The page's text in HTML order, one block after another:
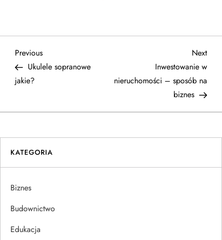
N
a
g
a
c
j
Previous
Post
Previous
Ukulele sopranowe
jakie?
Next
Post
Next
Inwestowanie w
nieruchomości – sposób na
biznes
KATEGORIA
Biznes
Budownictwo
Edukacja